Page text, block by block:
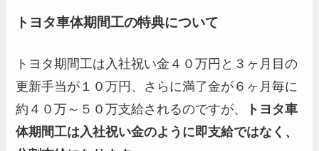
トヨタ車体期間工の特典について
トヨタ期間工は入社祝い金４０万円と３ヶ月目の
更新手当が１０万円、さらに満了金が６ヶ月毎に
約４０万～５０万支給されるのですが、
トヨタ車
体期間工は入社祝い金のように即支給ではなく、